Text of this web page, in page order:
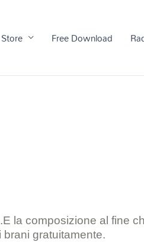
Store Free Download
la composizione al fine
brani gratuitamente.